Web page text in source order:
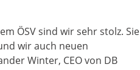
ÖSV sind wir sehr stolz. Sie
wir auch neuen
Winter, CEO von DB